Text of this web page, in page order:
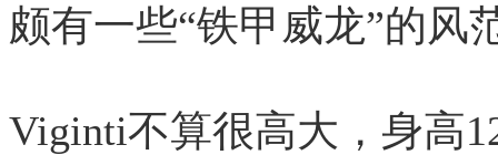
颇有一些“铁甲威龙”的风
Viginti不算很高大，身高